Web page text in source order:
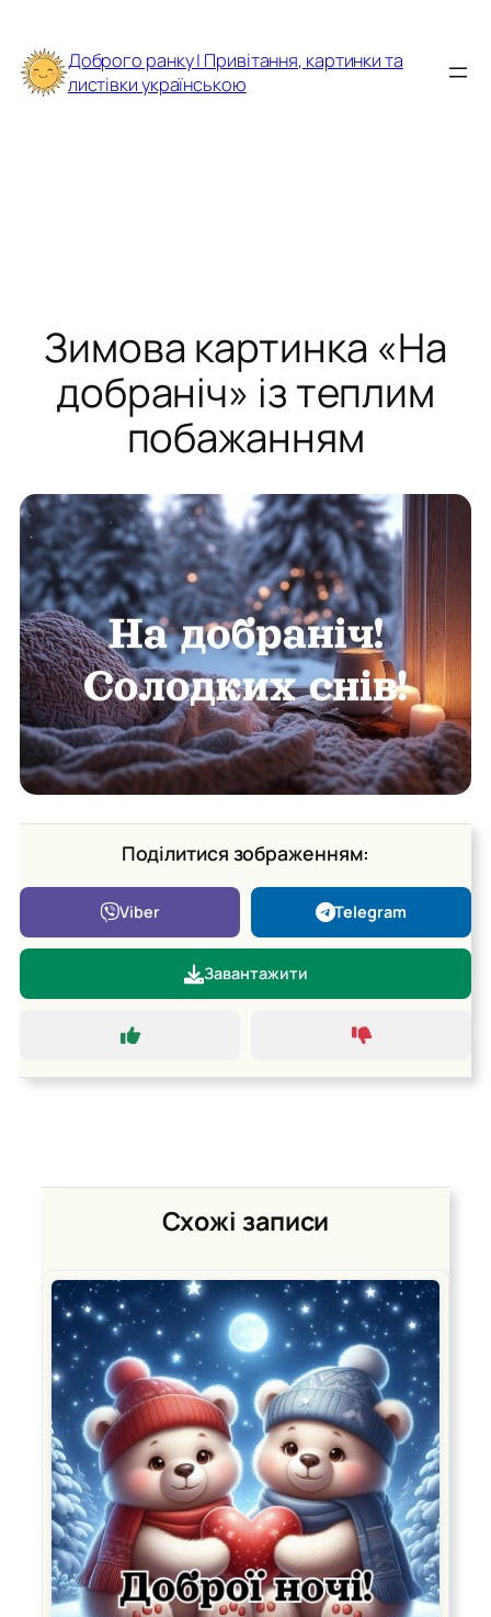
до
вмісту
Доброго ранку | Привітання, картинки та
листівки українською
Зимова картинка «На
добраніч» із теплим
побажанням
Поділитися зображенням:
Viber Telegram
Завантажити
Схожі записи